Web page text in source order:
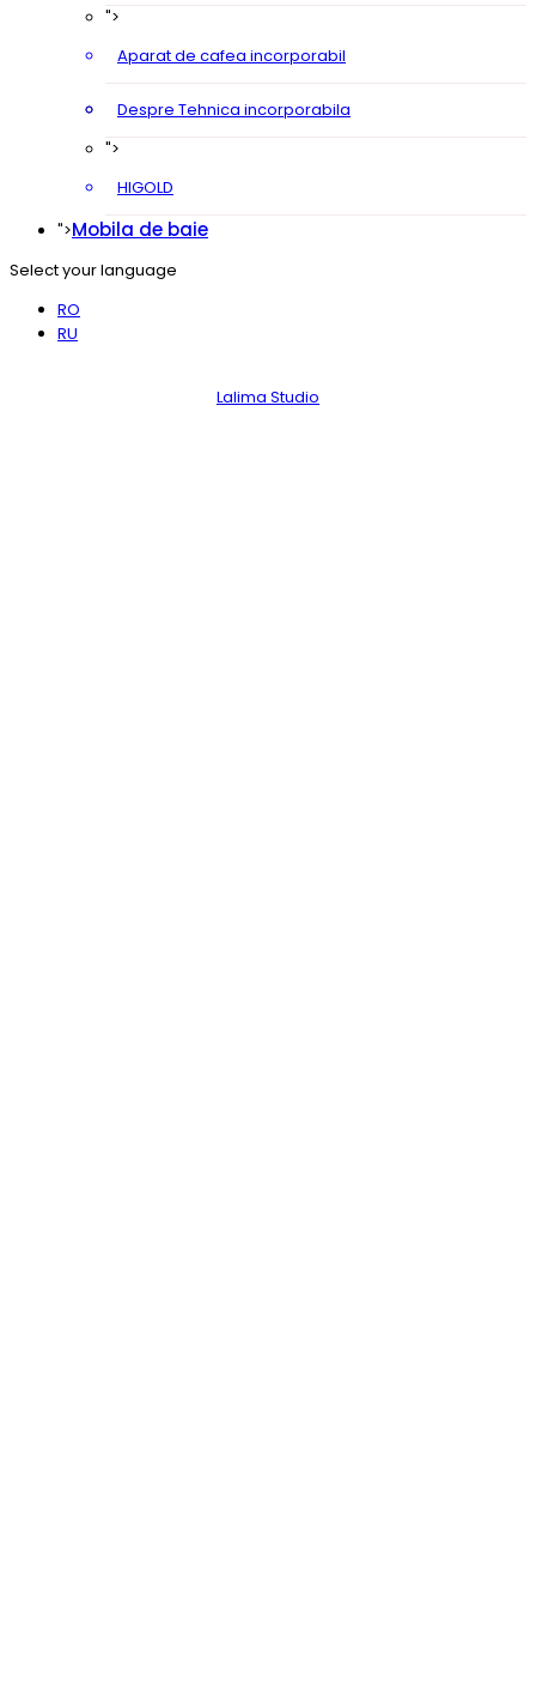
">
Aparat de cafea incorporabil
Despre Tehnica incorporabila
">
HIGOLD
">Mobila de baie
Select your language
RO
RU
Lalima Studio